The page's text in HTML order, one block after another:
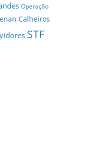
Operação
Calheiros
STF